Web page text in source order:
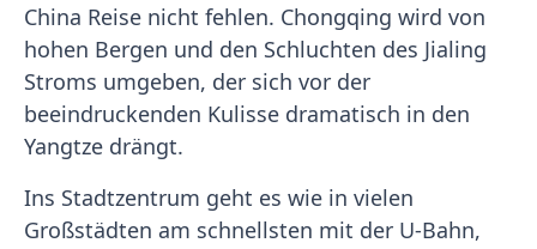
China Reise nicht fehlen. Chongqing wird von
hohen Bergen und den Schluchten des Jialing
Stroms umgeben, der sich vor der
beeindruckenden Kulisse dramatisch in den
Yangtze drängt.
Ins Stadtzentrum geht es wie in vielen
Großstädten am schnellsten mit der U-Bahn,